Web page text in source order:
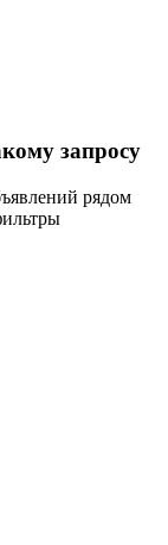
запросу
рядом